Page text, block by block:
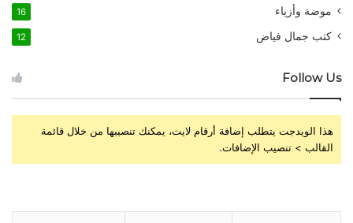
موضة وأزياء 16
كتب جمال فياض 12
Follow Us
هذا الويدجت يتطلب إضافة أرقام لايت، يمكنك تنصيبها من خلال قائمة
القالب > تنصيب الإضافات.